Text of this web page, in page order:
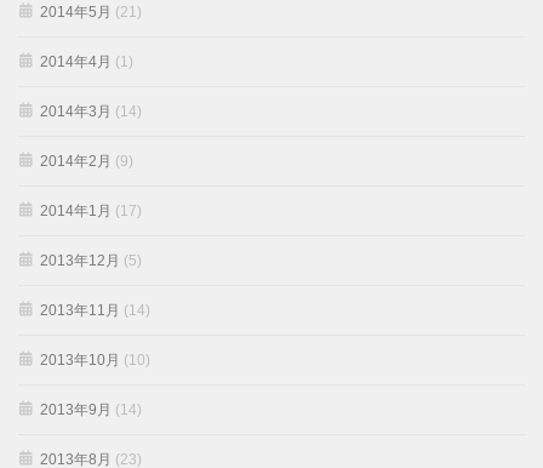
2014年5月 (21)
2014年4月 (1)
2014年3月 (14)
2014年2月 (9)
2014年1月 (17)
2013年12月 (5)
2013年11月 (14)
2013年10月 (10)
2013年9月 (14)
2013年8月 (23)